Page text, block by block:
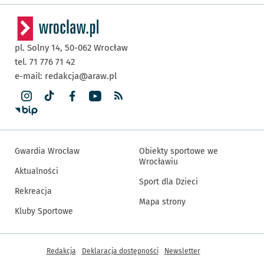
pl. Solny 14, 50-062 Wrocław
tel. 71 776 71 42
e-mail: redakcja@araw.pl
Gwardia Wrocław
Aktualności
Rekreacja
Kluby Sportowe
Obiekty sportowe we
Wrocławiu
Sport dla Dzieci
Mapa strony
Inne informacje
Redakcja Deklaracja dostępności Newsletter